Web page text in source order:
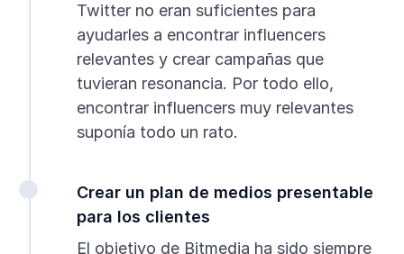
Twitter no eran suficientes para
ayudarles a encontrar influencers
relevantes y crear campañas que
tuvieran resonancia. Por todo ello,
encontrar influencers muy relevantes
suponía todo un rato.
Crear un plan de medios presentable
para los clientes
El objetivo de Bitmedia ha sido siempre